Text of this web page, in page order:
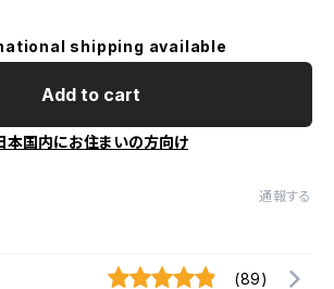
shipping available
Add to cart
本国内にお住まいの方向け
通報する
(89)